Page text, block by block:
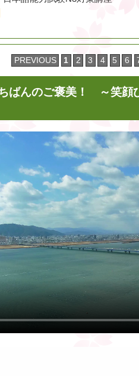
PREVIOUS 1 2 3 4 5 6
ばんのご褒美！ ～笑顔